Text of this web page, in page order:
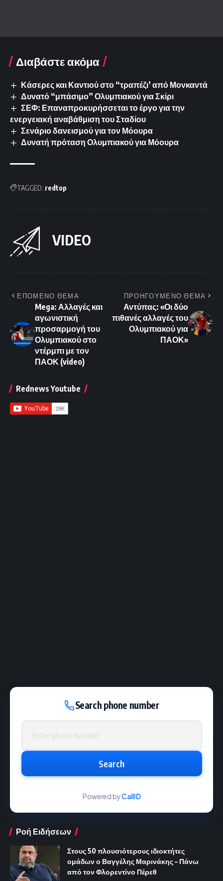
Διαβάστε ακόμα
Κάσερες και Καντιού στο “τραπέζι’ από Μονκαντά
Δυνατό “μπάσιμο” Ολυμπιακού για Σκίρι
ΣΕΦ: Επαναπροκυρήσσεται το έργο για την
ενεργειακή αναβάθμιση του Σταδίου
Σενάριο δανεισμού για τον Μόουρα
Δυνατή πρόταση Ολυμπιακού για Μόουρα
TAGGED: redtop
VIDEO
ΕΠΟΜΕΝΟ ΘΕΜΑ
Mega: Αλλαγές και
αγωνιστική
προσαρμογή του
Ολυμπιακού στο
ντέρμπι με τον
ΠΑΟΚ (video)
ΠΡΟΗΓΟΥΜΕΝΟ ΘΕΜΑ
Αντύπας: «Οι δύο
πιθανές αλλαγές του
Ολυμπιακού για
ΠΑΟΚ»
Rednews Youtube
Search phone number
Phone number
Search
Powered byCallID
Ροή Ειδήσεων
Στους 50 πλουσιότερους ιδιοκτήτες
ομάδων ο Βαγγέλης Μαρινάκης – Πάνω
από τον Φλορεντίνο Πέρεθ